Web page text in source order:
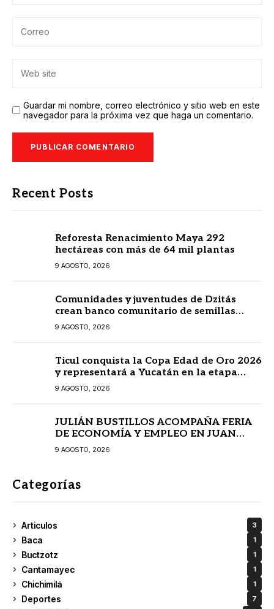
Guardar mi nombre, correo electrónico y sitio web en este
navegador para la próxima vez que haga un comentario.
Recent Posts
Reforesta Renacimiento Maya 292
hectáreas con más de 64 mil plantas
9 AGOSTO, 2026
Comunidades y juventudes de Dzitás
crean banco comunitario de semillas
nativas
9 AGOSTO, 2026
Ticul conquista la Copa Edad de Oro 2026
y representará a Yucatán en la etapa
regional
9 AGOSTO, 2026
JULIÁN BUSTILLOS ACOMPAÑA FERIA
DE ECONOMÍA Y EMPLEO EN JUAN
PABLO II
9 AGOSTO, 2026
Categorías
Articulos 3
Baca 1
Buctzotz 1
Cantamayec 1
Chichimilá 1
Deportes 7